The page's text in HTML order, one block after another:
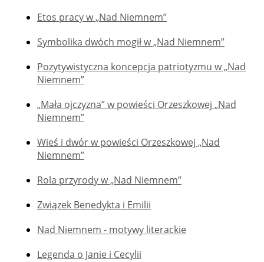
Etos pracy w „Nad Niemnem”
Symbolika dwóch mogił w „Nad Niemnem”
Pozytywistyczna koncepcja patriotyzmu w „Nad
Niemnem”
„Mała ojczyzna” w powieści Orzeszkowej „Nad
Niemnem”
Wieś i dwór w powieści Orzeszkowej „Nad
Niemnem”
Rola przyrody w „Nad Niemnem”
Związek Benedykta i Emilii
Nad Niemnem - motywy literackie
Legenda o Janie i Cecylii